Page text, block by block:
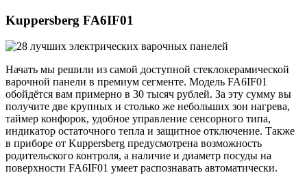
Kuppersberg FA6IF01
Начать мы решили из самой доступной стеклокерамической
варочной панели в премиум сегменте. Модель FA6IF01
обойдётся вам примерно в 30 тысяч рублей. За эту сумму вы
получите две крупных и столько же небольших зон нагрева,
таймер конфорок, удобное управление сенсорного типа,
индикатор остаточного тепла и защитное отключение. Также
в приборе от Kuppersberg предусмотрена возможность
родительского контроля, а наличие и диаметр посуды на
поверхности FA6IF01 умеет распознавать автоматически.